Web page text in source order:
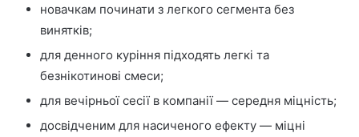
новачкам починати з легкого сегмента без
винятків;
для денного куріння підходять легкі та
безнікотинові смеси;
для вечірньої сесії в компанії — середня міцність;
досвідченим для насиченого ефекту — міцні